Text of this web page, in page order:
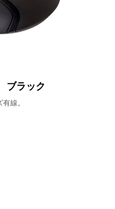
ブラック
線。